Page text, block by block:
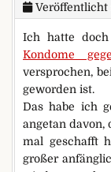
Veröffentlicht
Ich hatte
Kondome
versprochen,
geworden ist.
Das habe ich
angetan davon,
mal geschafft
großer